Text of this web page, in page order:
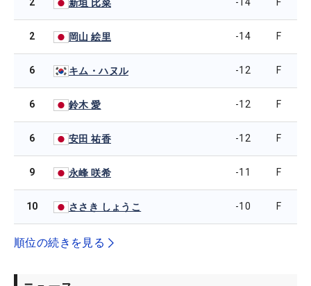
2 新垣 比菜 -14 F
2 岡山 絵里 -14 F
6 キム・ハヌル -12 F
6 鈴木 愛 -12 F
6 安田 祐香 -12 F
9 永峰 咲希 -11 F
10 ささき しょうこ -10 F
順位の続きを見る